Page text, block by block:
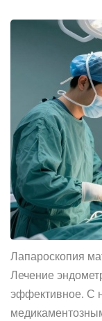
Лапароскопия
Лечение
эффективное. С